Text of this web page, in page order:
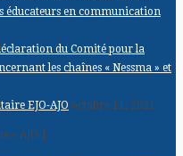
éducateurs en communication
du Comité pour la
les chaînes « Nessma » et
EJO-AJO octobre 11, 2021
– AJO |